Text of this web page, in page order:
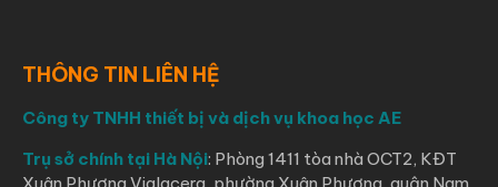
THÔNG TIN LIÊN HỆ
Công ty TNHH thiết bị và dịch vụ khoa học AE
Trụ sở chính tại Hà Nội: Phòng 1411 tòa nhà OCT2, KĐT